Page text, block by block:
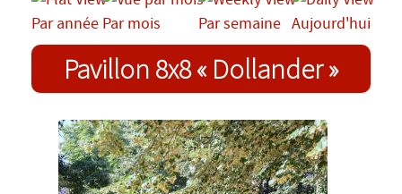
Par année Par mois Par semaine Aujourd'hui
Pavillon 8x8 « Dollander »